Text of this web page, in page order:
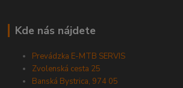
Kde nás nájdete
Prevádzka E-MTB SERVIS
Zvolenská cesta 25
Banská Bystrica, 974 05